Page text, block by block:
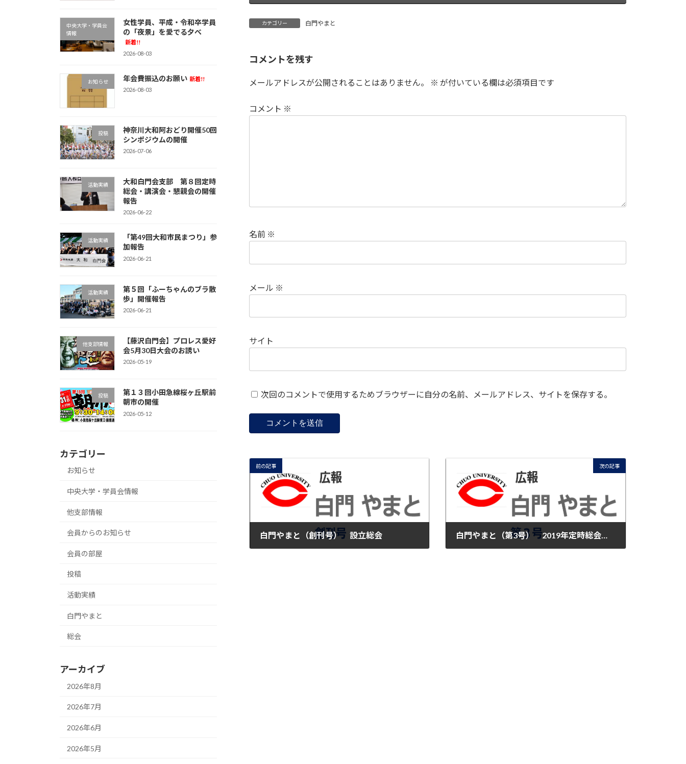
カテゴリー 白門やまと
コメントを残す
メールアドレスが公開されることはありません。 ※ が付いている欄は必須項目です
コメント ※
名前 ※
メール ※
サイト
次回のコメントで使用するためブラウザーに自分の名前、メールアドレス、サイトを保存する。
前の記事
白門やまと（創刊号） 設立総会
次の記事
中央大学・学員会
情報
女性学員、平成・令和卒学員
の「夜景」を愛でる夕べ
新着!!
2026-08-03
お知らせ 年会費振込のお願い 新着!!
2026-08-03
投稿
神奈川大和阿おどり開催50回
シンポジウムの開催
2026-07-06
活動実績
大和白門会支部 第８回定時
総会・講演会・懇親会の開催
報告
2026-06-22
活動実績
「第49回大和市民まつり」参
加報告
2026-06-21
活動実績
第５回「ふーちゃんのブラ散
歩」開催報告
2026-06-21
他支部情報
【藤沢白門会】プロレス愛好
会5月30日大会のお誘い
2026-05-19
投稿
第１３回小田急線桜ヶ丘駅前
朝市の開催
2026-05-12
カテゴリー
お知らせ
中央大学・学員会情報
他支部情報
会員からのお知らせ
会員の部屋
投稿
活動実績
白門やまと
総会
アーカイブ
2026年8月
2026年7月
2026年6月
2026年5月